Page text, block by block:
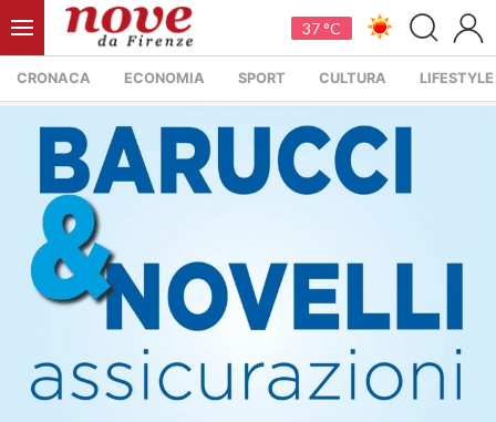
37 °C
CRONACA ECONOMIA SPORT CULTURA LIFESTYLE